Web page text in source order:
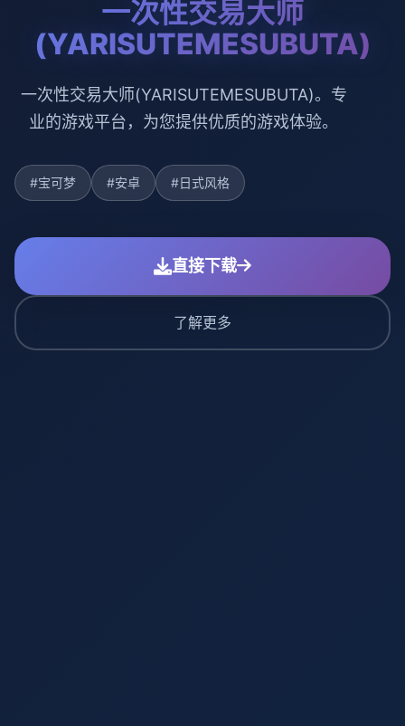
一次性交易大师
(YARISUTEMESUBUTA)
一次性交易大师(YARISUTEMESUBUTA)。专
业的游戏平台，为您提供优质的游戏体验。
#宝可梦 #安卓 #日式风格
直接下载
了解更多